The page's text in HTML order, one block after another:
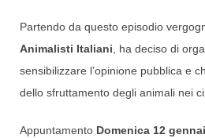
Partendo da questo episodio
Animalisti Italiani , ha deciso di
sensibilizzare l’opinione pubblica e
dello sfruttamento degli animali nei
Appuntamento Domenica 12